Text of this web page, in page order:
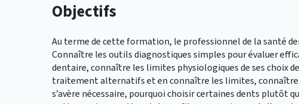
Objectifs
Au terme de cette formation, le professionnel de la santé
Connaître les outils diagnostiques simples pour évaluer
dentaire, connaître les limites physiologiques de ses choix
traitement alternatifs et en connaître les limites, connaître
s’avère nécessaire, pourquoi choisir certaines dents plutôt